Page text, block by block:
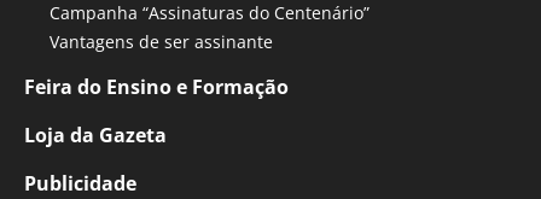
Campanha “Assinaturas do Centenário”
Vantagens de ser assinante
Feira do Ensino e Formação
Loja da Gazeta
Publicidade